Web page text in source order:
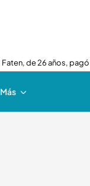
Faten, de 26 años,
Más